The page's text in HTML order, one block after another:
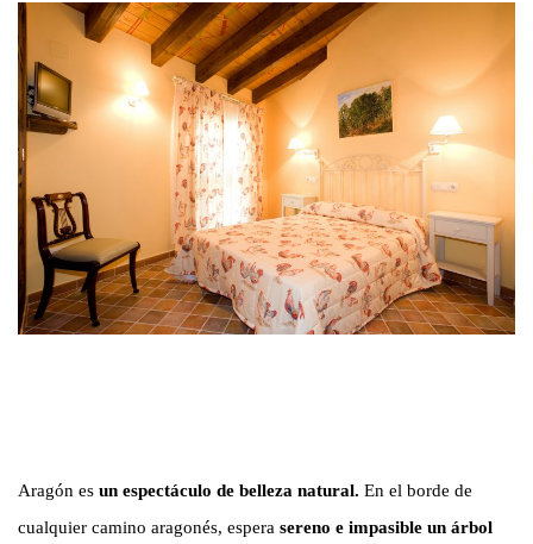
Aragón es un espectáculo de belleza natural. En el borde de
cualquier camino aragonés, espera sereno e impasible un árbol